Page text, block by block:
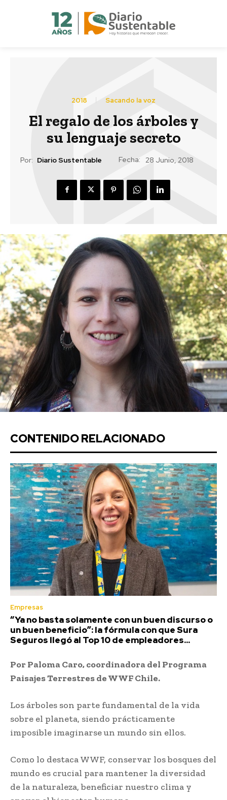
2018 Sacando la voz
El regalo de los árboles y
su lenguaje secreto
Por: Diario Sustentable Fecha: 28 Junio, 2018
CONTENIDO RELACIONADO
Empresas
“Ya no basta solamente con un buen discurso o
un buen beneficio”: la fórmula con que Sura
Seguros llegó al Top 10 de empleadores...
Por Paloma Caro, coordinadora del Programa
Paisajes Terrestres de WWF Chile.
Los árboles son parte fundamental de la vida
sobre el planeta, siendo prácticamente
imposible imaginarse un mundo sin ellos.
Como lo destaca WWF, conservar los bosques del
mundo es crucial para mantener la diversidad
de la naturaleza, beneficiar nuestro clima y